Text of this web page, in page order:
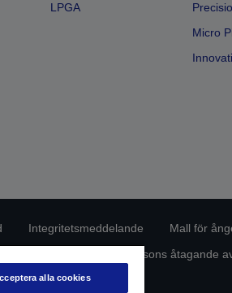
LPGA
Micro
Integritetsmeddelande
Mall för
Epsons åtagande
alla cookies